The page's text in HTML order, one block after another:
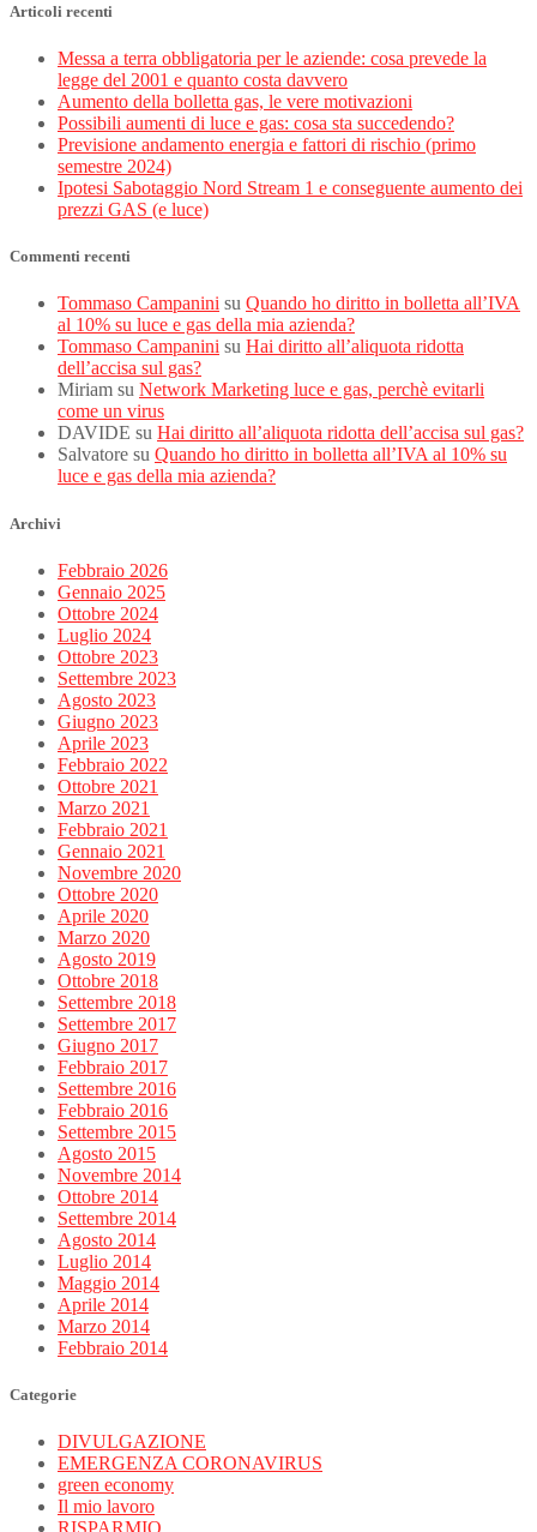
Articoli recenti
Messa a terra obbligatoria per le aziende: cosa prevede la
legge del 2001 e quanto costa davvero
Aumento della bolletta gas, le vere motivazioni
Possibili aumenti di luce e gas: cosa sta succedendo?
Previsione andamento energia e fattori di rischio (primo
semestre 2024)
Ipotesi Sabotaggio Nord Stream 1 e conseguente aumento dei
prezzi GAS (e luce)
Commenti recenti
Tommaso Campanini su Quando ho diritto in bolletta all’IVA
al 10% su luce e gas della mia azienda?
Tommaso Campanini su Hai diritto all’aliquota ridotta
dell’accisa sul gas?
Miriam su Network Marketing luce e gas, perchè evitarli
come un virus
DAVIDE su Hai diritto all’aliquota ridotta dell’accisa sul gas?
Salvatore su Quando ho diritto in bolletta all’IVA al 10% su
luce e gas della mia azienda?
Archivi
Febbraio 2026
Gennaio 2025
Ottobre 2024
Luglio 2024
Ottobre 2023
Settembre 2023
Agosto 2023
Giugno 2023
Aprile 2023
Febbraio 2022
Ottobre 2021
Marzo 2021
Febbraio 2021
Gennaio 2021
Novembre 2020
Ottobre 2020
Aprile 2020
Marzo 2020
Agosto 2019
Ottobre 2018
Settembre 2018
Settembre 2017
Giugno 2017
Febbraio 2017
Settembre 2016
Febbraio 2016
Settembre 2015
Agosto 2015
Novembre 2014
Ottobre 2014
Settembre 2014
Agosto 2014
Luglio 2014
Maggio 2014
Aprile 2014
Marzo 2014
Febbraio 2014
Categorie
DIVULGAZIONE
EMERGENZA CORONAVIRUS
green economy
Il mio lavoro
RISPARMIO